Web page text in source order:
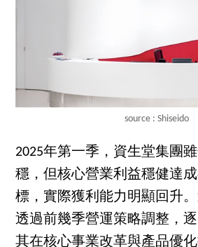
source : Shiseido
2025年第一季，資生堂集團
穩，但核心營業利益穩健達
標，實際獲利能力明顯回升
透過前幾季營運策略調整，
其在核心事業改革與產品優